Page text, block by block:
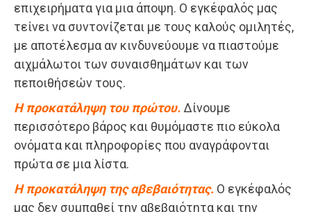
επιχειρήματα για μια άποψη. Ο εγκέφαλός μας
τείνει να συντονίζεται με τους καλούς ομιλητές,
με αποτέλεσμα αν κινδυνεύουμε να πιαστούμε
αιχμάλωτοι των συναισθημάτων και των
πεποιθήσεών τους.
Η προκατάληψη του πρώτου. Δίνουμε
περισσότερο βάρος και θυμόμαστε πιο εύκολα
ονόματα και πληροφορίες που αναγράφονται
πρώτα σε μια λίστα.
Η προκατάληψη της αβεβαιότητας. Ο εγκέφαλός
μας δεν συμπαθεί την αβεβαιότητα και την